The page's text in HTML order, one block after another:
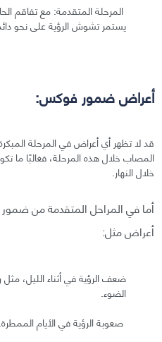
المرحلة المتقدمة: مع تفاقم
يستمر تشوش الرؤية على نحو
أعراض ضمور فوكس:
قد لا تظهر أي أعراض في المرحلة
المصاب خلال هذه المرحلة، فغالبًا ما
خلال النهار.
أما في المراحل المتقدمة من
أعراض مثل:
ضعف الرؤية في أثناء الليل،
الضوء.
صعوبة الرؤية في الأيام الممطرة.